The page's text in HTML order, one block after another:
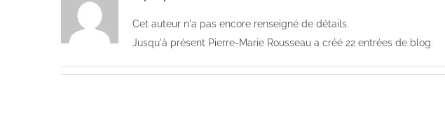
Cet auteur n'a pas encore renseigné de détails.
Jusqu'à présent Pierre-Marie Rousseau a créé 22 entrées de blog.